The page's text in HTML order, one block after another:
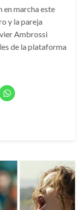
en marcha este
y la pareja
Ambrossi
de la plataforma